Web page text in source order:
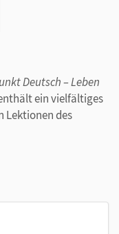
Deutsch – Leben
ein vielfältiges
Lektionen des
Verweise auf die